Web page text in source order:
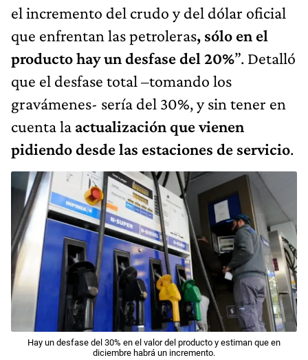
el incremento del crudo y del dólar oficial
que enfrentan las petroleras, sólo en el
producto hay un desfase del 20%”. Detalló
que el desfase total –tomando los
gravámenes- sería del 30%, y sin tener en
cuenta la actualización que vienen
pidiendo desde las estaciones de servicio.
Hay un desfase del 30% en el valor del producto y estiman que en
diciembre habrá un incremento.